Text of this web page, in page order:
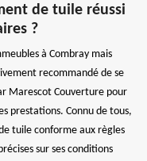
de tuile réussi
?
à Combray mais
recommandé de se
Marescot Couverture pour
prestations. Connu de tous,
tuile conforme aux règles
sur ses conditions